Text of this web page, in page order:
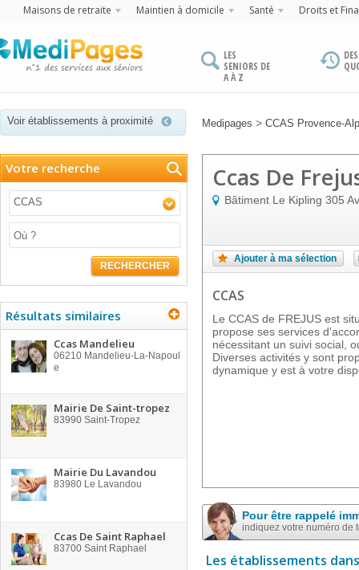
Maisons de retraite Maintien à domicile Santé Droits et
LES
SENIORS DE
A À Z
Voir établissements à proximité Medipages > CCAS Provence-
Votre recherche
CCAS
RECHERCHER
Résultats similaires
Ccas Mandelieu
06210 Mandelieu-La-Napoul
e
Mairie De Saint-tropez
83990 Saint-Tropez
Mairie Du Lavandou
83980 Le Lavandou
Ccas De Saint Raphael
83700 Saint Raphael
Ccas De
Bâtiment Le Kipling 305
Ajouter à ma sélection
CCAS
Le CCAS de FREJUS est
propose ses services
nécessitant un suivi social,
Diverses activités y sont
dynamique y est à votre
Pour être rappelé
indiquez votre numéro de
Les établissements